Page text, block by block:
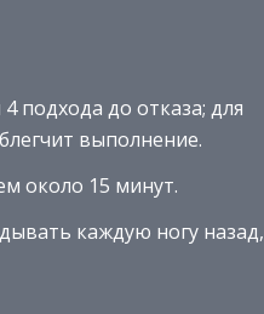
подхода до отказа; для
выполнение.
около 15 минут.
каждую ногу назад,